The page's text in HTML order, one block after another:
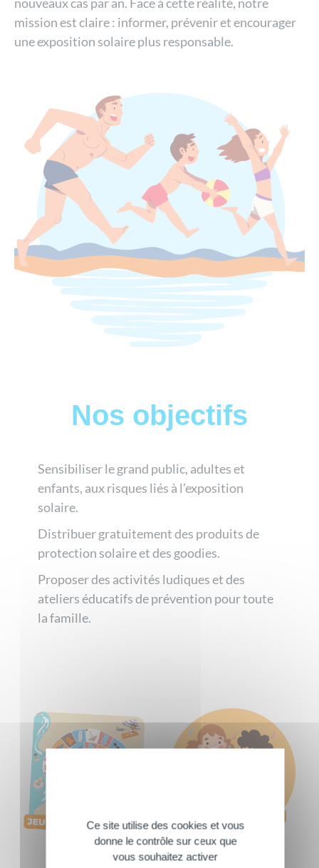
mission est claire : informer, prévenir et encourager
une exposition solaire plus responsable.
Nos objectifs
Sensibiliser le grand public, adultes et
enfants, aux risques liés à l’exposition
solaire.
Distribuer gratuitement des produits de
protection solaire et des goodies.
Proposer des activités ludiques et des
ateliers éducatifs de prévention pour toute
la famille.
Ce site utilise des cookies et vous
donne le contrôle sur ceux que
vous souhaitez activer